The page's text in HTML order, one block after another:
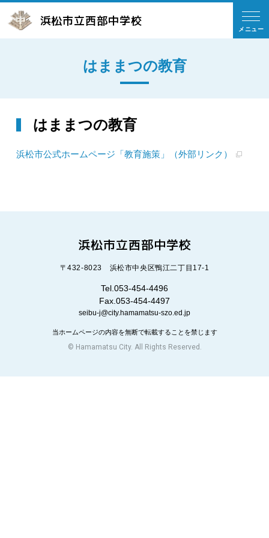
浜松市立西部中学校
メニュー
はままつの教育
はままつの教育
浜松市公式ホームページ「教育施策」（外部リンク）
浜松市立西部中学校
〒432-8023 浜松市中央区鴨江二丁目17-1
Tel.053-454-4496
Fax.053-454-4497
seibu-j@city.hamamatsu-szo.ed.jp
当ホームページの内容を無断で転載することを禁じます
© Hamamatsu City. All Rights Reserved.